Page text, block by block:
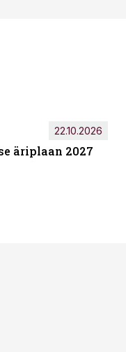
äriplaan 2027
22.10.2026